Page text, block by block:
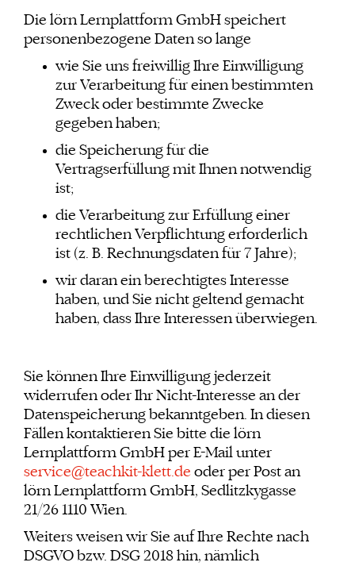
Die lörn Lernplattform GmbH speichert
personenbezogene Daten so lange
wie Sie uns freiwillig Ihre Einwilligung
zur Verarbeitung für einen bestimmten
Zweck oder bestimmte Zwecke
gegeben haben;
die Speicherung für die
Vertragserfüllung mit Ihnen notwendig
ist;
die Verarbeitung zur Erfüllung einer
rechtlichen Verpflichtung erforderlich
ist (z. B. Rechnungsdaten für 7 Jahre);
wir daran ein berechtigtes Interesse
haben, und Sie nicht geltend gemacht
haben, dass Ihre Interessen überwiegen.
Sie können Ihre Einwilligung jederzeit
widerrufen oder Ihr Nicht-Interesse an der
Datenspeicherung bekanntgeben. In diesen
Fällen kontaktieren Sie bitte die lörn
Lernplattform GmbH per E-Mail unter
service@teachkit-klett.de oder per Post an
lörn Lernplattform GmbH, Sedlitzkygasse
21/26 1110 Wien.
Weiters weisen wir Sie auf Ihre Rechte nach
DSGVO bzw. DSG 2018 hin, nämlich